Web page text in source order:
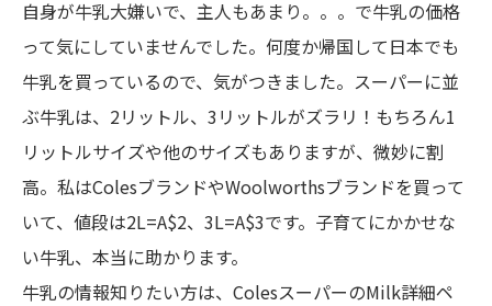
自身が牛乳大嫌いで、主人もあまり。。。で牛乳の価格
って気にしていませんでした。何度か帰国して日本でも
牛乳を買っているので、気がつきました。スーパーに並
ぶ牛乳は、2リットル、3リットルがズラリ！もちろん1
リットルサイズや他のサイズもありますが、微妙に割
高。私はColesブランドやWoolworthsブランドを買って
いて、値段は2L=A$2、3L=A$3です。子育てにかかせな
い牛乳、本当に助かります。
牛乳の情報知りたい方は、ColesスーパーのMilk詳細ペ